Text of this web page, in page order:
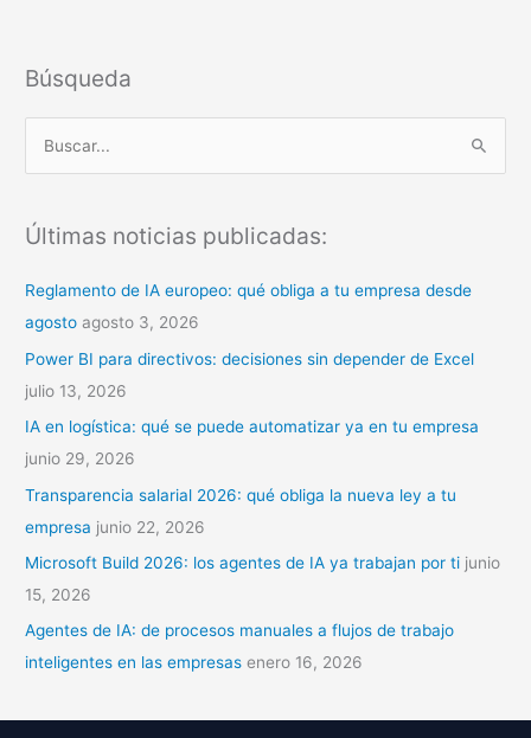
Búsqueda
c
r
:
Últimas noticias publicadas:
Reglamento de IA europeo: qué obliga a tu empresa desde
agosto agosto 3, 2026
Power BI para directivos: decisiones sin depender de Excel
julio 13, 2026
IA en logística: qué se puede automatizar ya en tu empresa
junio 29, 2026
Transparencia salarial 2026: qué obliga la nueva ley a tu
empresa junio 22, 2026
Microsoft Build 2026: los agentes de IA ya trabajan por ti junio
15, 2026
Agentes de IA: de procesos manuales a flujos de trabajo
inteligentes en las empresas enero 16, 2026